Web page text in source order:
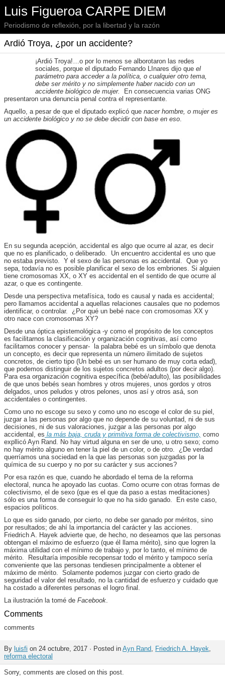
Luis Figueroa CARPE DIEM
Periodismo de reflexión, por la libertad y la razón
Ardió Troya, ¿por un accidente?
¡Ardió Troya!…o por lo menos se alborotaron las redes
sociales, porque el diputado Fernando LInares dijo que el
parámetro para acceder a la política, o cualquier otro tema,
debe ser mérito y no simplemente haber nacido con un
accidente biológico de mujer.
En consecuencia varias ONG
presentaron una denuncia penal contra el representante.
Aquello, a pesar de que el diputado explicó que nacer hombre, o mujer es
un accidente biológico y no se debe decidir con base en eso.
En su segunda acepción, accidental es algo que ocurre al azar, es decir
que no es planificado, o deliberado. Un encuentro accidental es uno que
no estaba previsto. Y el sexo de las personas es accidental. Que yo
sepa, todavía no es posible planificar el sexo de los embriones. Si alguien
tiene cromosomas XX, o XY es accidental en el sentido de que ocurre al
azar, o que es contingente.
Desde una perspectiva metafísica, todo es causal y nada es accidental;
pero llamamos accidental a aquellas relaciones causales que no podemos
identificar, o controlar. ¿Por qué un bebé nace con cromosomas XX y
otro nace con cromosomas XY?
Desde una óptica epistemológica -y como el propósito de los conceptos
es facilitarnos la clasificación y organización cognitivas, así como
facilitarnos conocer y pensar- la palabra bebé es un símbolo que denota
un concepto, es decir que representa un número ilimitado de sujetos
concretos, de cierto tipo (Un bebé es un ser humano de muy corta edad),
que podemos distinguir de los sujetos concretos adultos (por decir algo).
Para esa organización cognitiva específica (bebé/adulto), las posibilidades
de que unos bebés sean hombres y otros mujeres, unos gordos y otros
delgados, unos peludos y otros pelones, unos así y otros asá, son
accidentales o contingentes.
Como uno no escoge su sexo y como uno no escoge el color de su piel,
juzgar a las personas por algo que no depende de su voluntad, ni de sus
decisiones, ni de sus valoraciones, juzgar a las personas por algo
accidental, es la más baja, cruda y primitiva forma de colectivismo, como
expllicó Ayn Rand. No hay virtud alguna en ser de uno, u otro sexo; como
no hay mérito alguno en tener la piel de un color, o de otro. ¿De verdad
querríamos una sociedad en la que las personas son juzgadas por la
química de su cuerpo y no por su carácter y sus acciones?
Por esa razón es que, cuando he abordado el tema de la reforma
electoral, nunca he apoyado las cuotas. Como ocurre con otras formas de
colectivismo, el de sexo (que es el que da paso a estas meditaciones)
sólo es una forma de conseguir lo que no ha sido ganado. En este caso,
espacios políticos.
Lo que es sido ganado, por cierto, no debe ser ganado por méritos, sino
por resultados; de ahí la importancia del carácter y las acciones.
Friedrich A. Hayek advierte que, de hecho, no deseamos que las personas
obtengan el máximo de esfuerzo (que él llama mérito), sino que logren la
máxima utilidad con el mínimo de trabajo y, por lo tanto, el mínimo de
mérito. Resultaría imposible recopensar todo el mérito y tampoco sería
conveniente que las personas tendiesen principalmente a obtener el
máximo de mérito. Solamente podemos juzgar con cierto grado de
seguridad el valor del resultado, no la cantidad de esfuerzo y cuidado que
ha costado a diferentes personas el logro final.
La ilustración la tomé de Facebook.
Comments
comments
By luisfi on 24 octubre, 2017 · Posted in Ayn Rand, Friedrich A. Hayek,
reforma electoral
Sorry, comments are closed on this post.